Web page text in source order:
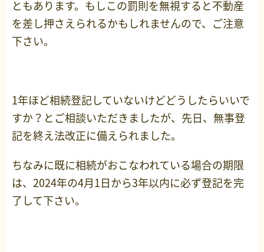
ともあります。もしこの罰則を無視すると不動産
を差し押さえられるかもしれませんので、ご注意
下さい。
1年ほど相続登記していないけどどうしたらいいで
すか？とご相談いただきましたが、先日、無事登
記を終え法改正に備えられました。
ちなみに既に相続がおこなわれている場合の期限
は、2024年の4月1日から3年以内に必ず登記を完
了して下さい。